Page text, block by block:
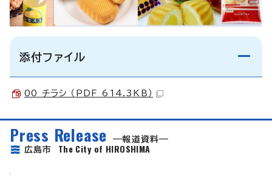
添付ファイル
00 チラシ （PDF 614.3KB）
Press Release
報道資料
広島市 The City of HIROSHIMA